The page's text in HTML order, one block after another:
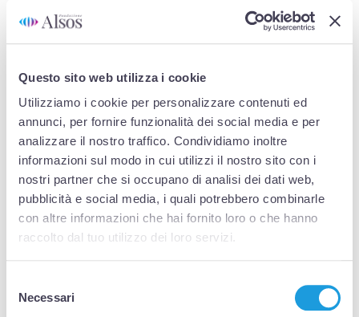
Questo sito web utilizza i cookie
Utilizziamo i cookie per personalizzare contenuti ed
annunci, per fornire funzionalità dei social media e per
analizzare il nostro traffico. Condividiamo inoltre
informazioni sul modo in cui utilizzi il nostro sito con i
nostri partner che si occupano di analisi dei dati web,
pubblicità e social media, i quali potrebbero combinarle
con altre informazioni che hai fornito loro o che hanno
raccolto dal tuo utilizzo dei loro servizi.
delNecessari
OUTCOMES
TIMELINE
GRUPPO DI RICERCA
I giovani migranti ospitati in un certo territorio
appaiono come “soggetti inaspettati” agli altri e a